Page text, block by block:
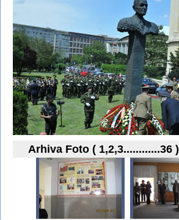
Arhiva Foto ( 1,2,3............36 )